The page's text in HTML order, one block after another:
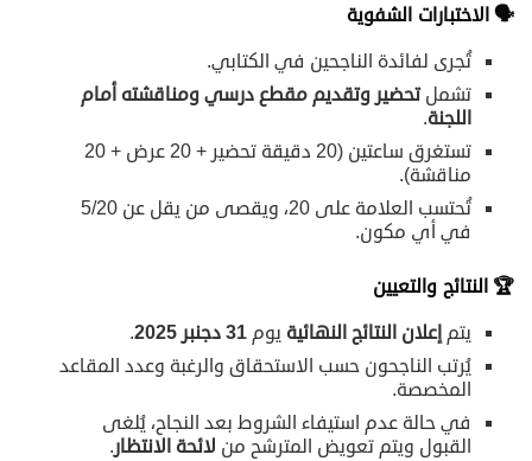
🗣
️الاختبارات الشفوية
تُجرى لفائدة الناجحين في الكتابي.
تشملتحضير وتقديم مقطع درسي ومناقشته أمام
اللجنة.
تستغرق ساعتين (20 دقيقة تحضير + 20 عرض + 20
مناقشة).
تُحتسب العلامة على 20، ويقصى من يقل عن 5/20
في أي مكون.
🏆 النتائج والتعيين
يتمإعلان النتائج النهائية يوم31دجنبر 2025
.
يُرتب الناجحون حسب الاستحقاق والرغبة وعدد المقاعد
المخصصة.
في حالة عدم استيفاء الشروط بعد النجاح، يُلغى
القبول ويتم تعويض المترشح من لائحة الانتظار.